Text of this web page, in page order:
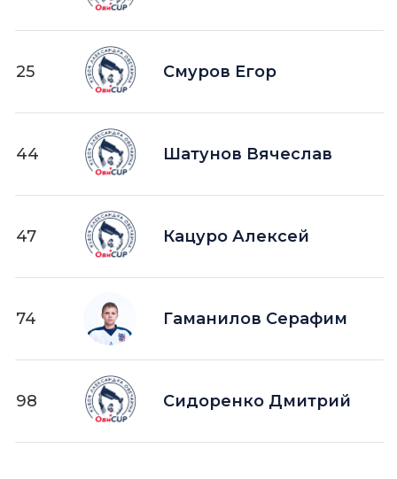
25 Смуров Егор
44 Шатунов Вячеслав
47 Кацуро Алексей
74 Гаманилов Серафим
98 Сидоренко Дмитрий